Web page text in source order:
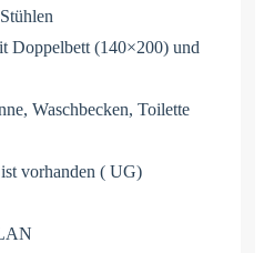
Doppelbett (140×200) und
Waschbecken, Toilette
vorhanden ( UG)